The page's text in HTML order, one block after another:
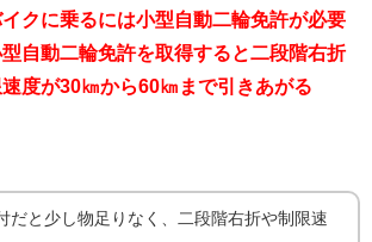
クに乗るには小型自動二輪免許が必要
自動二輪免許を取得すると二段階右折
度が30㎞から60㎞まで引きあがる
だと少し物足りなく、二段階右折や制限速